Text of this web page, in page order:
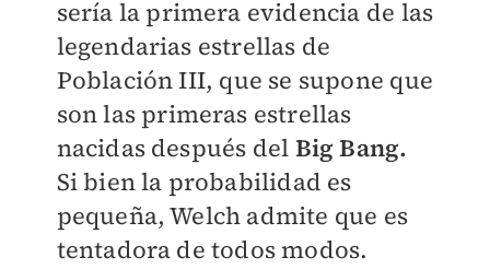
sería la primera evidencia de las
legendarias estrellas de
Población III, que se supone que
son las primeras estrellas
nacidas después del Big Bang.
Si bien la probabilidad es
pequeña, Welch admite que es
tentadora de todos modos.